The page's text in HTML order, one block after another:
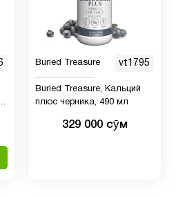
5
Buried Treasure vt1795
Buried Treasure, Кальций
плюс черника, 490 мл
329 000 сӯм